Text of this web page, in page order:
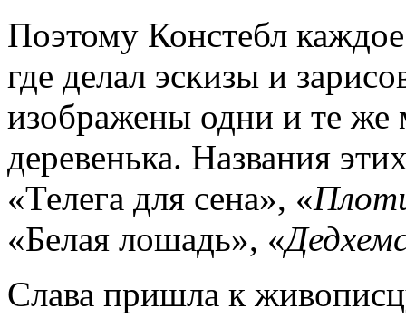
Поэтому Констебл
где делал эскизы и
изображены одни и те же
деревенька. Названия
«Телега для сена», «
«Белая лошадь», «
Слава пришла к